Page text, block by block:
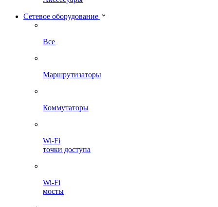
Сетевое оборудование
Все
Маршрутизаторы
Коммутаторы
Wi-Fi
точки доступа
Wi-Fi
мосты